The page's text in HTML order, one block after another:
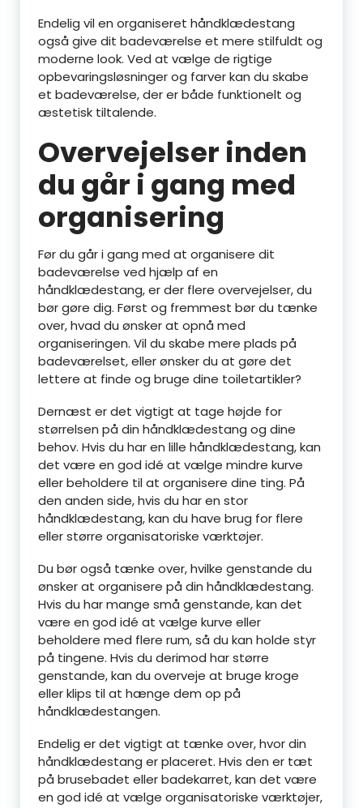
Endelig vil en organiseret håndklædestang
også give dit badeværelse et mere stilfuldt og
moderne look. Ved at vælge de rigtige
opbevaringsløsninger og farver kan du skabe
et badeværelse, der er både funktionelt og
æstetisk tiltalende.
Overvejelser inden
du går i gang med
organisering
Før du går i gang med at organisere dit
badeværelse ved hjælp af en
håndklædestang, er der flere overvejelser, du
bør gøre dig. Først og fremmest bør du tænke
over, hvad du ønsker at opnå med
organiseringen. Vil du skabe mere plads på
badeværelset, eller ønsker du at gøre det
lettere at finde og bruge dine toiletartikler?
Dernæst er det vigtigt at tage højde for
størrelsen på din håndklædestang og dine
behov. Hvis du har en lille håndklædestang, kan
det være en god idé at vælge mindre kurve
eller beholdere til at organisere dine ting. På
den anden side, hvis du har en stor
håndklædestang, kan du have brug for flere
eller større organisatoriske værktøjer.
Du bør også tænke over, hvilke genstande du
ønsker at organisere på din håndklædestang.
Hvis du har mange små genstande, kan det
være en god idé at vælge kurve eller
beholdere med flere rum, så du kan holde styr
på tingene. Hvis du derimod har større
genstande, kan du overveje at bruge kroge
eller klips til at hænge dem op på
håndklædestangen.
Endelig er det vigtigt at tænke over, hvor din
håndklædestang er placeret. Hvis den er tæt
på brusebadet eller badekarret, kan det være
en god idé at vælge organisatoriske værktøjer,